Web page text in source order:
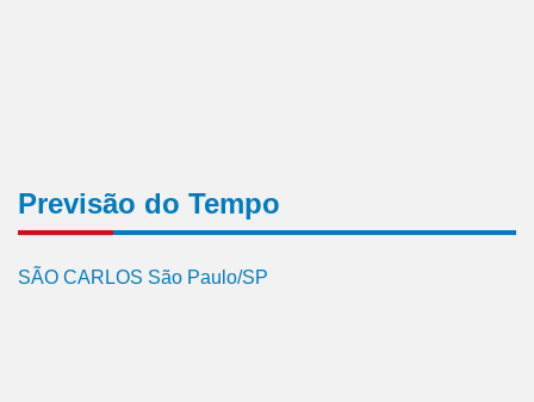
Previsão do Tempo
SÃO CARLOS São Paulo/SP